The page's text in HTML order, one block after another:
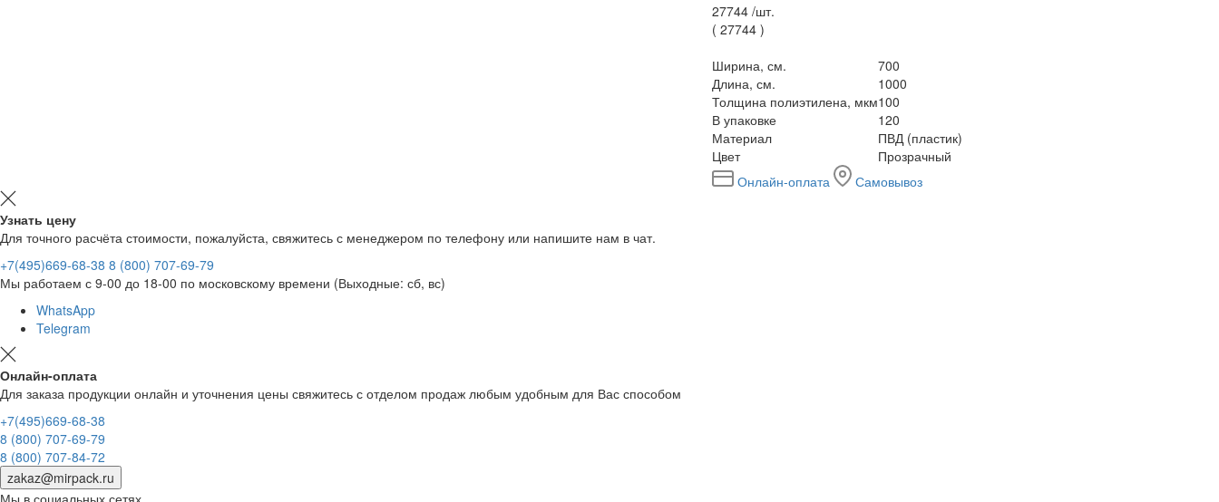
27744 /шт.
( 27744 )
Ширина, см.
700
Длина, см.
1000
Толщина полиэтилена, мкм100
В упаковке
120
Материал
ПВД (пластик)
Цвет
Прозрачный
Онлайн-оплата
Самовывоз
Узнать цену
Для точного расчёта стоимости, пожалуйста, свяжитесь с менеджером по телефону или напишите нам в чат.
+7(495)669-68-38 8 (800) 707-69-79
Мы работаем с 9-00 до 18-00 по московскому времени (Выходные: сб, вс)
WhatsApp
Telegram
Онлайн-оплата
Для заказа продукции онлайн и уточнения цены свяжитесь с отделом продаж любым удобным для Вас способом
+7(495)669-68-38
8 (800) 707-69-79
8 (800) 707-84-72
zakaz@mirpack.ru
Мы в социальных сетях